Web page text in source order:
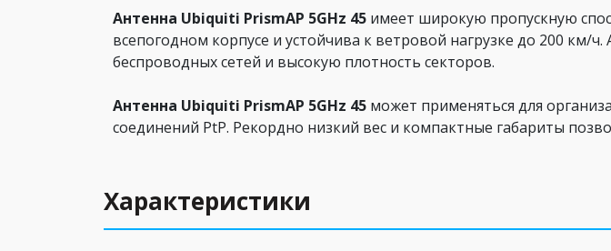
Антенна Ubiquiti PrismAP 5GHz 45 имеет широкую пропускную
всепогодном корпусе и устойчива к ветровой нагрузке до 200 км/
беспроводных сетей и высокую плотность секторов.
Антенна Ubiquiti PrismAP 5GHz 45 может применяться для
соединений PtP. Рекордно низкий вес и компактные габариты
Характеристики